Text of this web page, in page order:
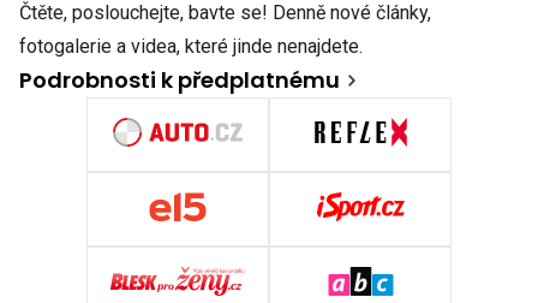
Čtěte, poslouchejte, bavte se! Denně nové články,
fotogalerie a videa, které jinde nenajdete.
Podrobnosti k předplatnému